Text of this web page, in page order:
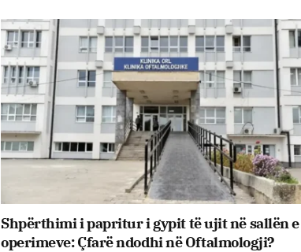
Shpërthimi i papritur i gypit të ujit në sallën e
operimeve: Çfarë ndodhi në Oftalmologji?